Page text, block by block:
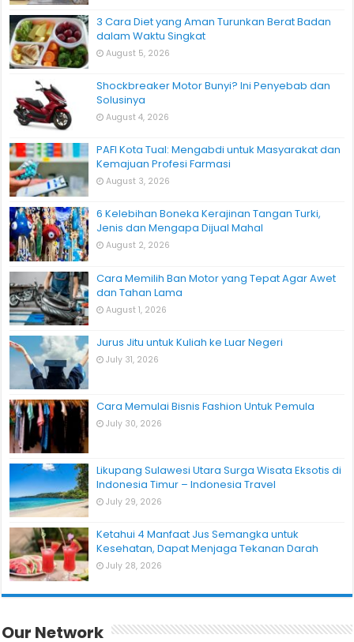
3 Cara Diet yang Aman Turunkan Berat Badan
dalam Waktu Singkat
August 5, 2026
Shockbreaker Motor Bunyi? Ini Penyebab dan
Solusinya
August 4, 2026
PAFI Kota Tual: Mengabdi untuk Masyarakat dan
Kemajuan Profesi Farmasi
August 3, 2026
6 Kelebihan Boneka Kerajinan Tangan Turki,
Jenis dan Mengapa Dijual Mahal
August 2, 2026
Cara Memilih Ban Motor yang Tepat Agar Awet
dan Tahan Lama
August 1, 2026
Jurus Jitu untuk Kuliah ke Luar Negeri
July 31, 2026
Cara Memulai Bisnis Fashion Untuk Pemula
July 30, 2026
Likupang Sulawesi Utara Surga Wisata Eksotis di
Indonesia Timur – Indonesia Travel
July 29, 2026
Ketahui 4 Manfaat Jus Semangka untuk
Kesehatan, Dapat Menjaga Tekanan Darah
July 28, 2026
Our Network